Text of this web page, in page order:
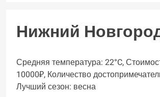
Нижний
Средняя температура: 22°C,
10000₽, Количество
Лучший сезон: весна